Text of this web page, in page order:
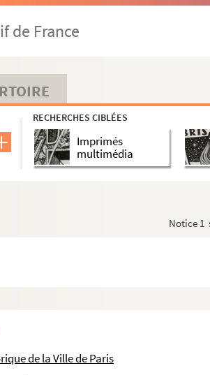
de France
RECHERCHES CIBLÉES
Imprimés
multimédia
Notice 1
de la Ville de Paris